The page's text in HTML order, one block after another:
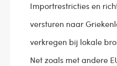
Importrestricties en
versturen naar
verkregen bij lokale
Net zoals met andere